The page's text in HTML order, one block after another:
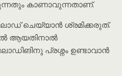
കാണാവുന്നതാണ്.
ചെയ്യാൻ ശ്രമിക്കരുത്.
ആയതിനാൽ
പ്രശ്നം ഉണ്ടാവാൻ